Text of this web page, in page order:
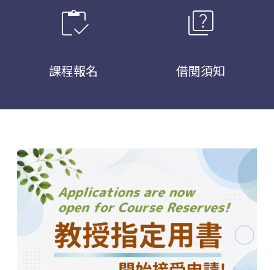
inventory
課程報名
quiz
借閱須知